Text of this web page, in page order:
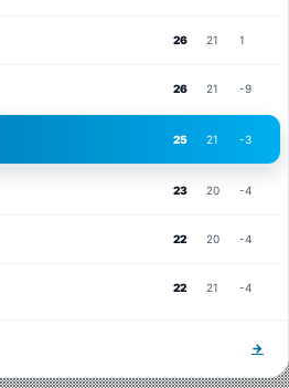
26 21 1
26 21 -9
25 21 -3
23 20 -4
22 20 -4
22 21 -4
→